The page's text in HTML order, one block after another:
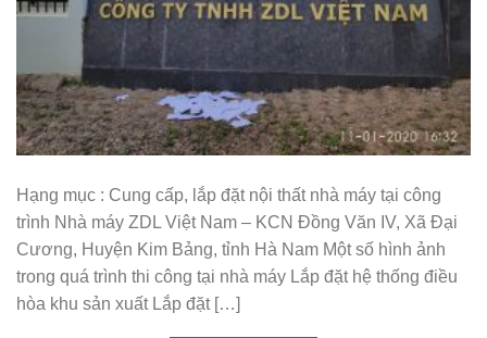
Hạng mục : Cung cấp, lắp đặt nội thất nhà máy tại công
trình Nhà máy ZDL Việt Nam – KCN Đồng Văn IV, Xã Đại
Cương, Huyện Kim Bảng, tỉnh Hà Nam Một số hình ảnh
trong quá trình thi công tại nhà máy Lắp đặt hệ thống điều
hòa khu sản xuất Lắp đặt […]